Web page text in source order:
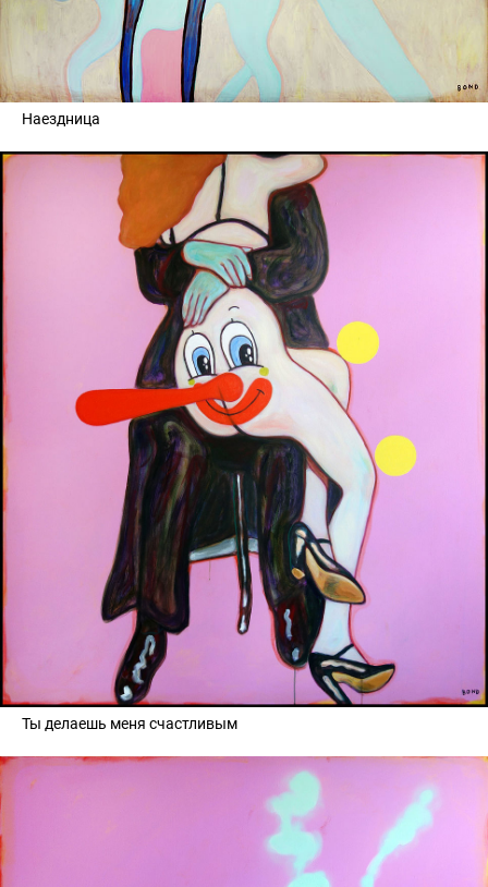
Наездница
Ты делаешь меня счастливым